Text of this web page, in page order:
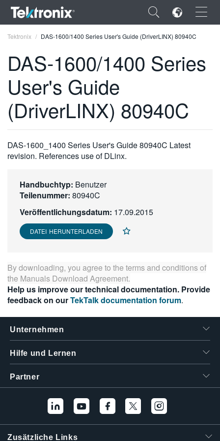
×
ENGLISH
FRANÇAIS
VIỆT NAM
日本語
한국어
繁體中文
Tektronix DAS-1600/1400 Series User's Guide (DriverLINX) 80940C
DAS-1600/1400 Series
User's Guide
(DriverLINX) 80940C
DAS-1600_1400 Series User's Guide 80940C Latest
revision. References use of DLinx.
Handbuchtyp: Benutzer
Teilenummer: 80940C
Veröffentlichungsdatum: 17.09.2015
DATEI HERUNTERLADEN
By downloading, you agree to the terms and conditions of
the Manuals Download Agreement.
Help us improve our technical documentation. Provide
feedback on ourTekTalk documentation forum.
Unternehmen
Hilfe und Lernen
Partner
Zusätzliche Links